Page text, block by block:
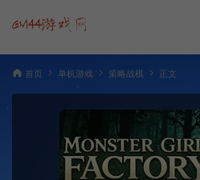
首页 单机游戏 策略战棋 正文